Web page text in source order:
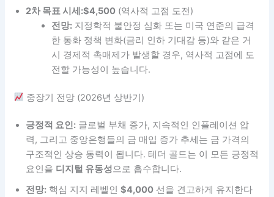
2차 목표 시세:$4,500 (역사적 고점 도전)
전망: 지정학적 불안정 심화 또는 미국 연준의 급격
한 통화 정책 변화(금리 인하 기대감 등)와 같은 거
시 경제적 촉매제가 발생할 경우, 역사적 고점에 도
전할 가능성이 높습니다.
중장기 전망 (2026년 상반기)
긍정적 요인: 글로벌 부채 증가, 지속적인 인플레이션 압
력, 그리고 중앙은행들의 금 매입 증가 추세는 금 가격의
구조적인 상승 동력이 됩니다. 테더 골드는 이 모든 긍정적
요인을 디지털 유동성으로 흡수합니다.
전망: 핵심 지지 레벨인$4,000 선을 견고하게 유지한다